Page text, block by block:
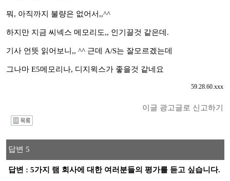
뭐, 아직까지 불량은 없어서,,^^
하지만 지금 씨넥스 메모리도,, 인기끌것 같은데.
기사 언뜻 읽어보니,, ^^ 근데 A/S는 잘모르겠는데
그나마 E5메모리나, 디지윅스가 좋을것 같네요
59.28.60.xxx
이글 광고글로 신고하기
답변 5
답변 : 5가지 램 회사에 대한 여러분들의 평가를 듣고 싶습니다.